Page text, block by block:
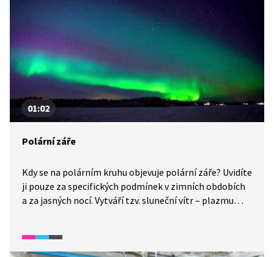
01:02
Polární záře
Kdy se na polárním kruhu objevuje polární záře? Uvidíte
ji pouze za specifických podmínek v zimních obdobích
a za jasných nocí. Vytváří tzv. sluneční vítr – plazmu
atmosféry, kde narážejí na molekuly vzduchu, a při tom